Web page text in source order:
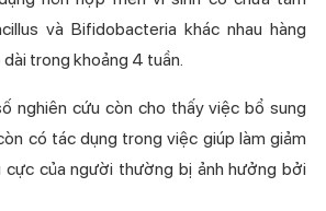
và Bifidobacteria khác nhau hàng
trong khoảng 4 tuần.
nghiên cứu còn cho thấy việc bổ sung
có tác dụng trong việc giúp làm giảm
cực của người thường bị ảnh hưởng bởi
thông báo quan trọng nhanh nhất
tại Fanpage!